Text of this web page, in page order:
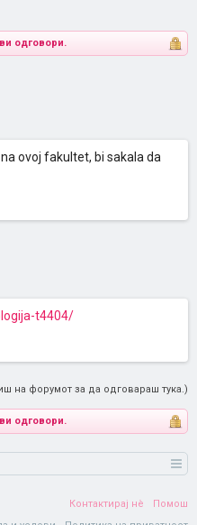
одговори.
ovoj fakultet, bi sakala da
t4404/
на форумот за да одговараш тука.)
одговори.
Контактирај нè
Помош